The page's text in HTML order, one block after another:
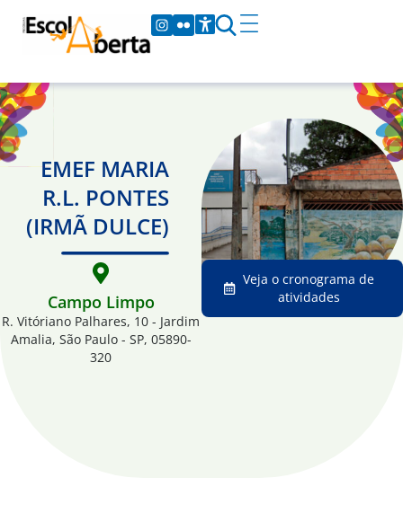
EMEF MARIA
R.L. PONTES
(IRMÃ DULCE)
Campo Limpo
R. Vitóriano Palhares, 10 - Jardim
Amalia, São Paulo - SP, 05890-
320
Veja o cronograma de
atividades